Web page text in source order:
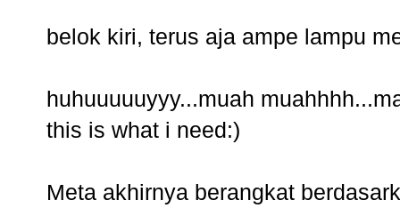
belok kiri, terus aja ampe lampu
huhuuuuuyyy...muah
this is what i need:)
Meta akhirnya berangkat